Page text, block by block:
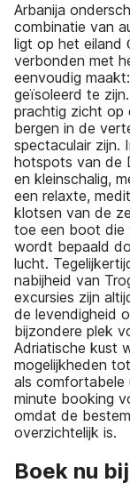
Arbanija
combinatie van
ligt op het eiland
verbonden met
eenvoudig
geïsoleerd te
prachtig zicht op
bergen in de
spectaculair zijn.
hotspots van de
en kleinschalig,
een relaxte,
klotsen van de
toe een boot die
wordt bepaald
lucht.
nabijheid van
excursies zijn
de levendigheid
bijzondere plek
Adriatische kust
mogelijkheden
als comfortabele
minute booking
omdat de
overzichtelijk is.
Boek nu